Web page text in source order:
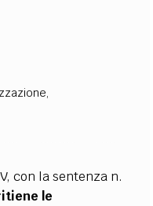
,
con la sentenza n.
le